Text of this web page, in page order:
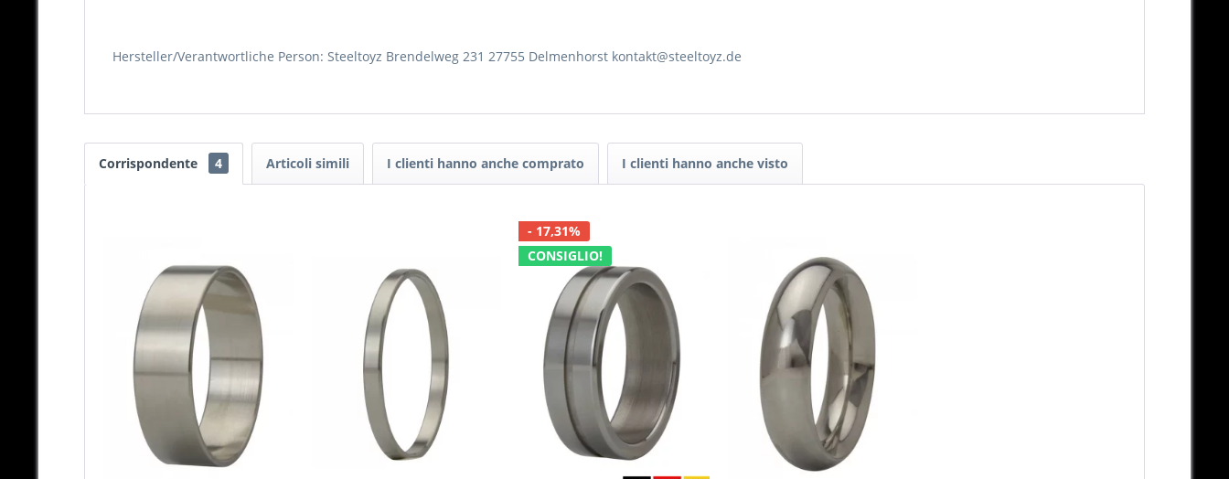
Hersteller/Verantwortliche Person: Steeltoyz Brendelweg 231 27755 Delmenhorst kontakt@steeltoyz.de
Corrispondente 4 Articoli simili I clienti hanno anche comprato I clienti hanno anche visto
- 17,31%
CONSIGLIO!